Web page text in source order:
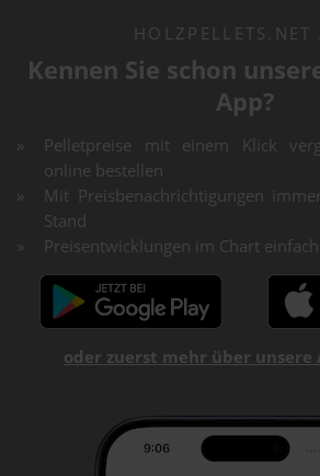
HOLZPELLETS.NET
Kennen Sie schon
App?
Pelletpreise mit einem Klick
online bestellen
Mit Preisbenachrichtigungen
Stand
Preisentwicklungen im Chart
oder zuerst mehr über unsere